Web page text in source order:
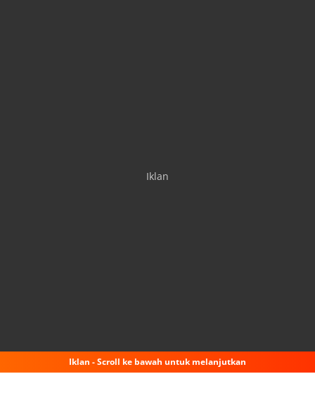
Iklan
Iklan - Scroll ke bawah untuk melanjutkan